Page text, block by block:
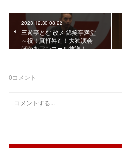
2023.12.30 08:22
三遊亭とむ 改メ 錦笑亭満堂
～祝！真打昇進！大独演会
ほかをアンコール放送！
0コメント